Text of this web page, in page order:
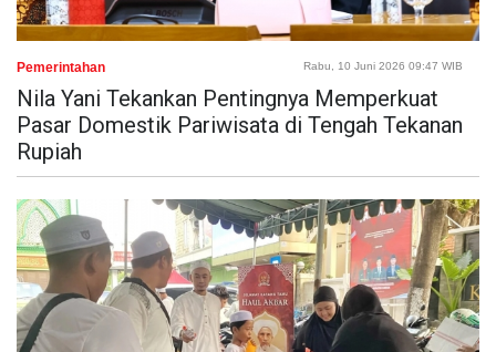
Pemerintahan Rabu, 10 Juni 2026 09:47 WIB
Nila Yani Tekankan Pentingnya Memperkuat
Pasar Domestik Pariwisata di Tengah Tekanan
Rupiah